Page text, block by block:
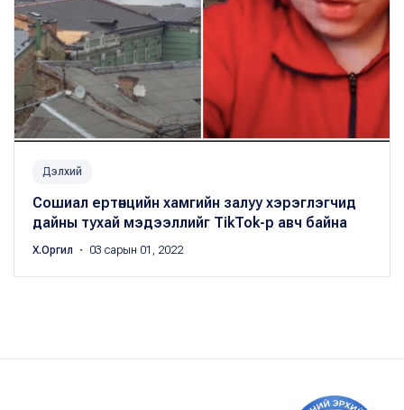
Дэлхий
Сошиал ертөнцийн хамгийн залуу хэрэглэгчид
дайны тухай мэдээллийг TikTok-р авч байна
Х.Оргил ・ 03 сарын 01, 2022